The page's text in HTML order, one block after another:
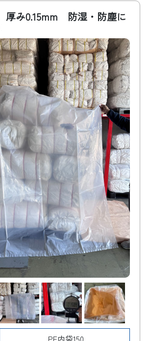
厚み0.15mm 防湿・防塵に
PE内袋150